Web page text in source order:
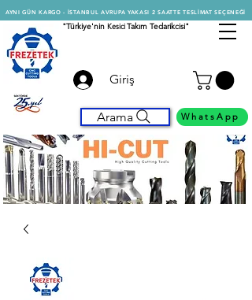
AYNI GÜN KARGO - İSTANBUL AVRUPA YAKASI 2 SAATTE TESLİMAT SEÇENEĞİ
"Türkiye'nin KesiciTakım Tedarikcisi"
Giriş
Arama WhatsApp